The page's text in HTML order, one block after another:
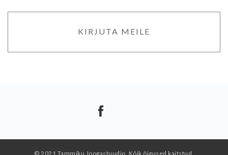
KIRJUTA MEILE
© 2021 Tammiku Joogastuudio. Kõik õigused kaitstud.